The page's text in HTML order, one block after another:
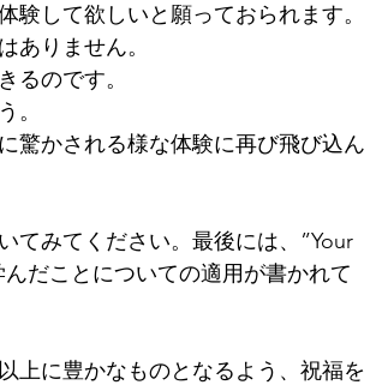
して欲しいと願っておられます。
ありません。
るのです。
。
驚かされる様な体験に再び飛び込ん
てみてください。最後には、”Your
だことについての適用が書かれて
上に豊かなものとなるよう、祝福を